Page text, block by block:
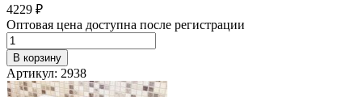
4229 ₽
Оптовая цена доступна после регистрации
В корзину
Артикул: 2938